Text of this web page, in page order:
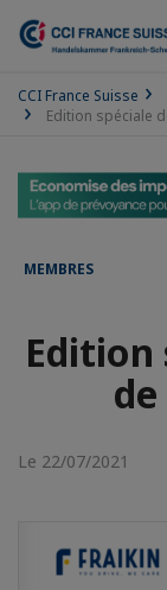
CCI France Suisse
Edition spéciale
MEMBRES
Edition
Le 22/07/2021